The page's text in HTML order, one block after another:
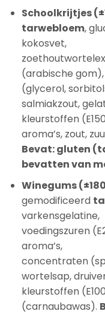
Schoolkrijtjes
tarwebloem,
kokosvet,
(arabische
(glycerol,
salmiakzout,
kleurstoffen
aroma’s, zout,
Bevat: gluten
bevatten van
Winegums
gemodificeerd
varkensgelatine,
voedingszuren
aroma’s,
concentraten
wortelsap,
kleurstoffen
(carnaubawas).